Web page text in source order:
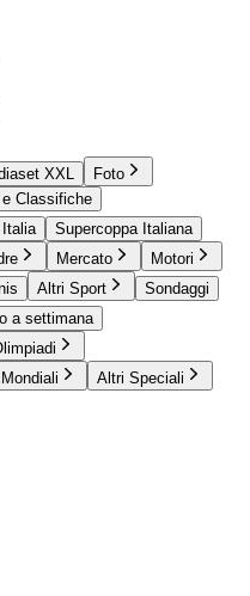
XXL
Foto
Classifiche
Italia
Supercoppa Italiana
Mercato
Motori
Altri Sport
Sondaggi
a settimana
Altri Speciali